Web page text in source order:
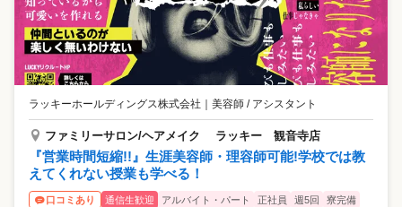
ラッキーホールディングス株式会社 美容師 / アシスタント
ファミリーサロン/ヘアメイク ラッキー 観音寺店
『営業時間短縮!!』生涯美容師・理容師可能!学校では教
えてくれない授業も学べる！
口コミあり 通信生歓迎 アルバイト・パート 正社員 週5回
寮完備